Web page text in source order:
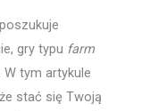
gry typu farm
tym artykule
stać się Twoją